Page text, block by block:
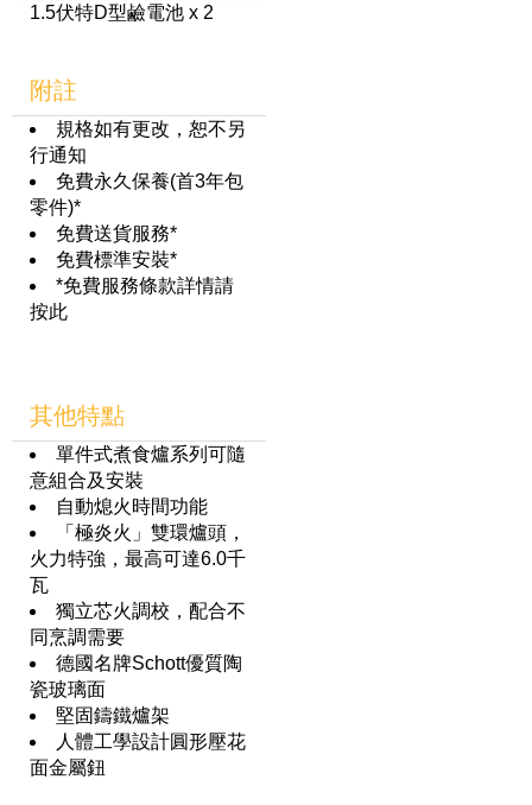
1.5伏特D型鹼電池 x 2
附註
規格如有更改，恕不另
行通知
免費永久保養(首3年包
零件)*
免費送貨服務*
免費標準安裝*
*免費服務條款詳情請
按此
其他特點
單件式煮食爐系列可隨
意組合及安裝
自動熄火時間功能
「極炎火」雙環爐頭，
火力特強，最高可達6.0千
瓦
獨立芯火調校，配合不
同烹調需要
德國名牌Schott優質陶
瓷玻璃面
堅固鑄鐵爐架
人體工學設計圓形壓花
面金屬鈕